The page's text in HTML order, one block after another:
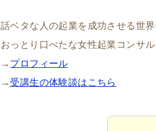
話ベタな人の起業を成功させる世
おっとり口べたな女性起業コンサル
→ プロフィール
→ 受講生の体験談はこちら